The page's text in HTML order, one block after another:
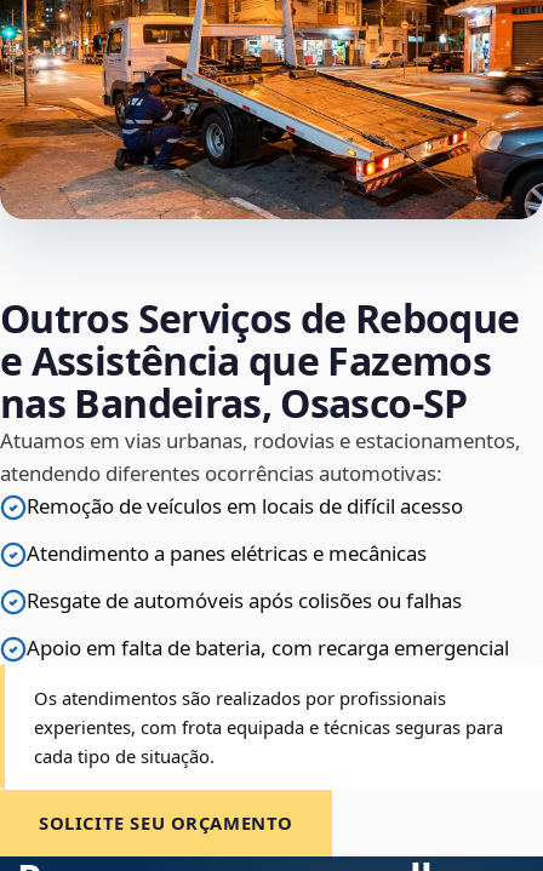
Outros Serviços de Reboque
e Assistência que Fazemos
nas Bandeiras, Osasco‑SP
Atuamos em vias urbanas, rodovias e estacionamentos,
atendendo diferentes ocorrências automotivas:
Remoção de veículos em locais de difícil acesso
Atendimento a panes elétricas e mecânicas
Resgate de automóveis após colisões ou falhas
Apoio em falta de bateria, com recarga emergencial
Os atendimentos são realizados por profissionais
experientes, com frota equipada e técnicas seguras para
cada tipo de situação.
SOLICITE SEU ORÇAMENTO